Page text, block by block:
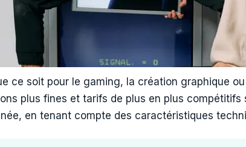
ce soit pour le gaming, la création graphique
plus fines et tarifs de plus en plus
en tenant compte des caractéristiques